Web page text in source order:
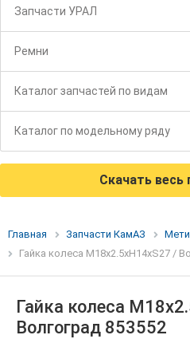
Запчасти УРАЛ
Ремни
Каталог запчастей по видам
Каталог по модельному ряду
Скачать весь
Главная Запчасти КамАЗ
Гайка колеса М18х2.5хН14хS27 /
Гайка колеса
Волгоград 853552